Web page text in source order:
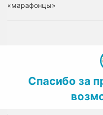
«марафонцы»
Спасибо за